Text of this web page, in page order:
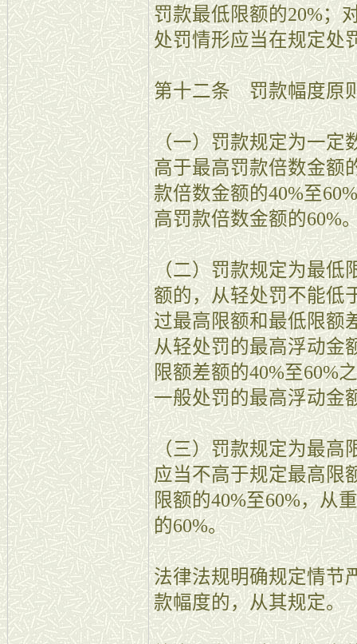
罚款最低限额的20%；
处罚情形应当在规定处
第十二条 罚款幅度原
（一）罚款规定为一定
高于最高罚款倍数金额
款倍数金额的40%至
高罚款倍数金额的60%
（二）罚款规定为最低
额的，从轻处罚不能低
过最高限额和最低限额
从轻处罚的最高浮动金
限额差额的40%至60%
一般处罚的最高浮动金
（三）罚款规定为最高
应当不高于规定最高限
限额的40%至60%，从
的60%。
法律法规明确规定情节
款幅度的，从其规定。